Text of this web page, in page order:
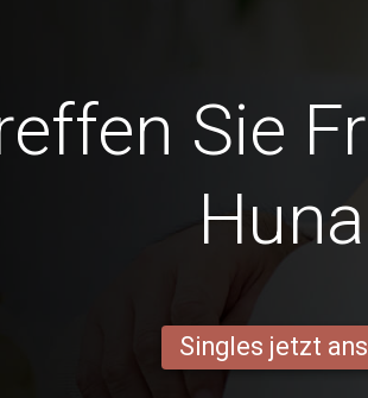
Sie
Singles jetzt